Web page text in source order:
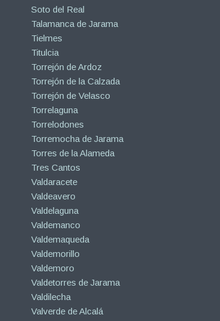
Soto del Real
Talamanca de Jarama
Tielmes
Titulcia
Torrejón de Ardoz
Torrejón de la Calzada
Torrejón de Velasco
Torrelaguna
Torrelodones
Torremocha de Jarama
Torres de la Alameda
Tres Cantos
Valdaracete
Valdeavero
Valdelaguna
Valdemanco
Valdemaqueda
Valdemorillo
Valdemoro
Valdetorres de Jarama
Valdilecha
Valverde de Alcalá